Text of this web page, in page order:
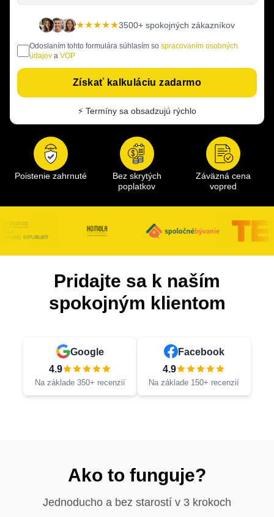
★★★★★3500+ spokojných zákazníkov
Odoslaním tohto formulára súhlasím so spracovaním osobných
údajov a VOP
Získať kalkuláciu zadarmo
⚡ Termíny sa obsadzujú rýchlo
Poistenie zahrnuté
Bez skrytých
poplatkov
Záväzná cena
vopred
Pridajte sa k naším
spokojným klientom
Google
4.9
Na základe 350+ recenzií
Facebook
4.9
Na základe 150+ recenzií
Ako to funguje?
Jednoducho a bez starostí v 3 krokoch